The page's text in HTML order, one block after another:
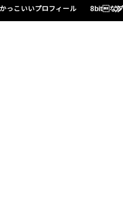
かっこいいプロフィール 8bitな